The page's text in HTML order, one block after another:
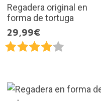
Regadera original en
forma de tortuga
29,99€